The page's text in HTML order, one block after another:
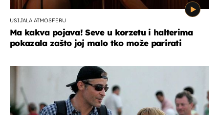
USIJALA ATMOSFERU
Ma kakva pojava! Seve u korzetu i halterima
pokazala zašto joj malo tko može parirati